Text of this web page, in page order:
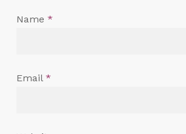
Name *
Email *